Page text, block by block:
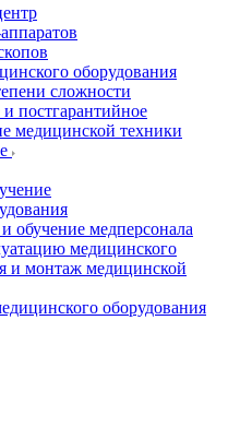
оборудования
сложности
постгарантийное
медицинской техники
обучение медперсонала
медицинского
и монтаж медицинской
оборудования